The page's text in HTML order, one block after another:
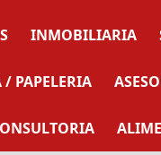
INMOBILIARIA
PAPELERIA